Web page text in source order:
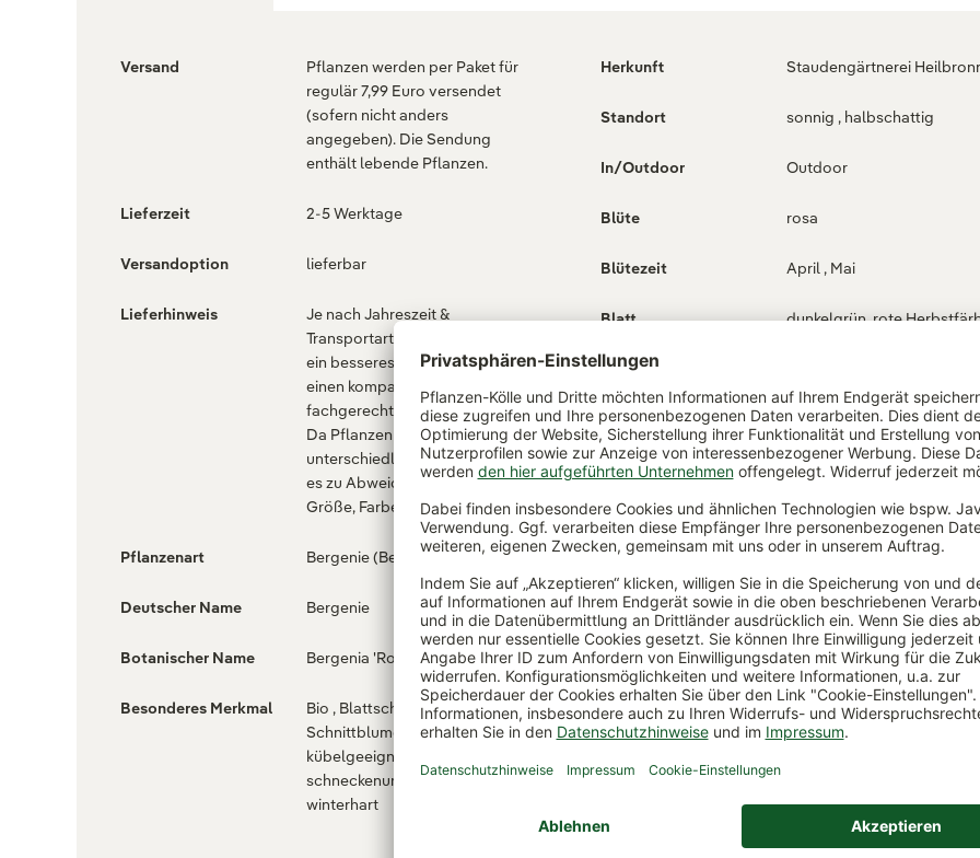
Versand
Pflanzen werden per Paket für
regulär 7,99 Euro versendet
(sofern nicht anders
angegeben). Die Sendung
enthält lebende Pflanzen.
Lieferzeit 2-5 Werktage
Versandoption lieferbar
Lieferhinweis
Je nach Jahreszeit &
Transportart wird die Pflanze für
ein besseres Anwachsen &
einen kompakteren Wuchs
fachgerecht zurückgeschnitten.
Da Pflanzen je nach Jahreszeit
unterschiedlich aussehen, kann
es zu Abweichung in Aussehen,
Größe, Farbe & Form kommen.
Pflanzenart Bergenie (Bergenia)
Deutscher Name Bergenie
Botanischer Name Bergenia 'Rosenkristall'
Besonderes Merkmal
Bio , Blattschmuckpflanze ,
Schnittblumen geeignet ,
kübelgeeignet ,
schneckenunempfindlich ,
winterhart
Herkunft Staudengärtnerei
Standort sonnig , halbschattig
In/Outdoor Outdoor
Blüte rosa
Blütezeit April , Mai
Blatt dunkelgrün, rote
Wuchsform
Wuchshöhe 30-40 cm
gepflanzt in Pflanztopf
Pflanztopfgröße 12 cm Ø
nährstoffreiche Böden
Verwendungszweck
als Blattschmuckstaude,
Kübelbepflanzung
Biene, Schmetterling
& Co.
Bienenweide
DE-Öko-003